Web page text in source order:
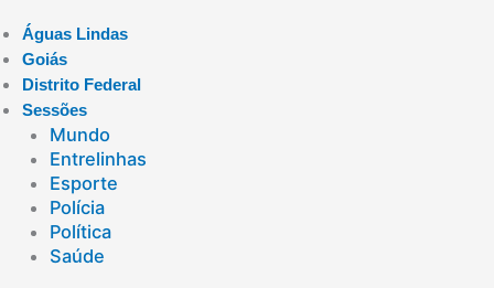
Águas Lindas
Goiás
Distrito Federal
Sessões
Mundo
Entrelinhas
Esporte
Polícia
Política
Saúde